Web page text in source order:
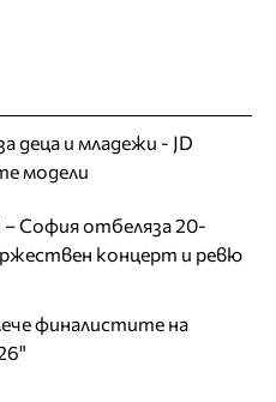
деца и младежи - JD
модели
София отбеляза 20-
концерт и ревю
финалистите на